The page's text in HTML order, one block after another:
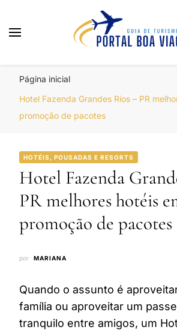
Página inicial
Hotel Fazenda Grandes Rios – PR
promoção de pacotes
HOTÉIS, POUSADAS E RESORTS
Hotel Fazenda
PR melhores hotéis
promoção de pacotes
por MARIANA
Quando o assunto é
família ou aproveitar um
tranquilo entre amigos, um